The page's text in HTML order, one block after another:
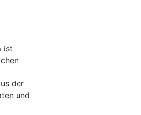
ist
der
und